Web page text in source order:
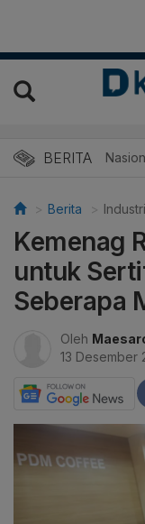
BERITA
Berita Industri
Kemenag
untuk
Seberapa
Oleh
13 Desember